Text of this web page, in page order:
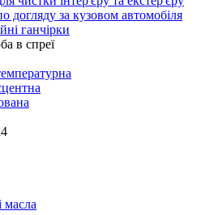
догляду за кузовом автомобіля
ганчірки
в спреї
масла